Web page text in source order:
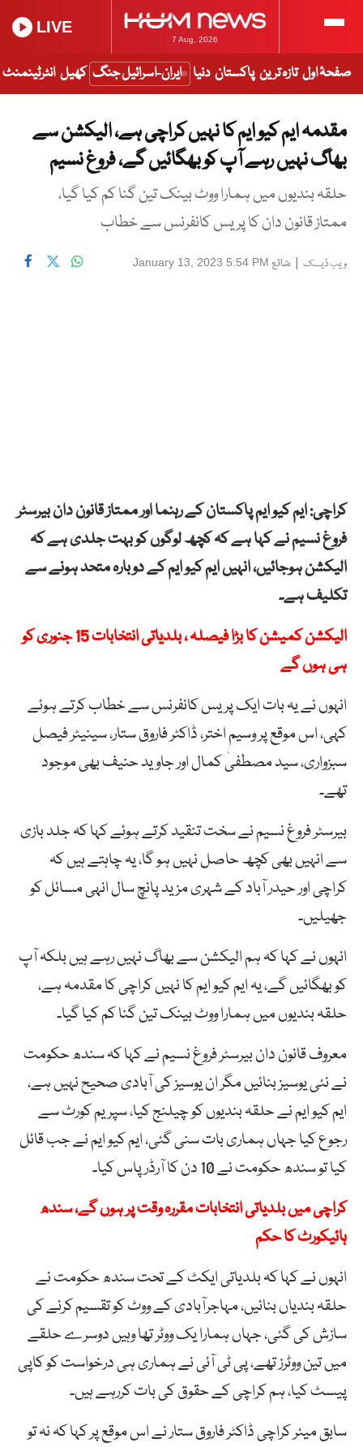
7 Aug, 2026
LIVE
صفحۂ اول تازہ ترین پاکستان دنیا ایران-اسرائیل جنگ کھیل انٹرٹینمنٹ
مقدمہ ایم کیو ایم کا نہیں کراچی ہے، الیکشن سے
بھاگ نہیں رہے آپ کو بھگائیں گے، فروغ نسیم
حلقہ بندیوں میں ہمارا ووٹ بینک تین گنا کم کیا گیا،
ممتاز قانون دان کا پریس کانفرنس سے خطاب
ویب ڈیسک | شائع January 13, 2023 5:54 PM
کراچی: ایم کیو ایم پاکستان کے رہنما اور ممتاز قانون دان بیرسٹر
فروغ نسیم نے کہا ہے کہ کچھ لوگوں کو بہت جلدی ہے کہ
الیکشن ہوجائیں، انہیں ایم کیو ایم کے دوبارہ متحد ہونے سے
تکلیف ہے۔
الیکشن کمیشن کا بڑا فیصلہ ، بلدیاتی انتخابات 15 جنوری کو
ہی ہوں گے
انہوں نے یہ بات ایک پریس کانفرنس سے خطاب کرتے ہوئے
کہی، اس موقع پر وسیم اختر، ڈاکٹر فاروق ستار، سینیٹر فیصل
سبزواری، سید مصطفیٰ کمال اور جاوید حنیف بھی موجود
تھے۔
بیرسٹر فروغ نسیم نے سخت تنقید کرتے ہوئے کہا کہ جلد بازی
سے انہیں بھی کچھ حاصل نہیں ہو گا، یہ چاہتے ہیں کہ
کراچی اور حیدر آباد کے شہری مزید پانچ سال انہی مسائل کو
جھیلیں۔
انہوں نے کہا کہ ہم الیکشن سے بھاگ نہیں رہے ہیں بلکہ آپ
کو بھگائیں گے، یہ ایم کیو ایم کا نہیں کراچی کا مقدمہ ہے،
حلقہ بندیوں میں ہمارا ووٹ بینک تین گنا کم کیا گیا۔
معروف قانون دان بیرسٹر فروغ نسیم نے کہا کہ سندھ حکومت
نے نئی یوسیز بنائیں مگر ان یوسیز کی آبادی صحیح نہیں ہے،
ایم کیو ایم نے حلقہ بندیوں کو چیلنج کیا، سپریم کورٹ سے
رجوع کیا جہاں ہماری بات سنی گئی، ایم کیو ایم نے جب قائل
کیا تو سندھ حکومت نے 10 دن کا آرڈرپاس کیا۔
کراچی میں بلدیاتی انتخابات مقررہ وقت پر ہوں گے، سندھ
ہائیکورٹ کا حکم
انہوں نے کہا کہ بلدیاتی ایکٹ کے تحت سندھ حکومت نے
حلقہ بندیاں بنائیں، مہاجرآبادی کے ووٹ کو تقسیم کرنے کی
سازش کی گئی، جہاں ہمارا یک ووٹر تھا وہیں دوسرے حلقے
میں تین ووٹرز تھے، پی ٹی آئی نے ہماری ہی درخواست کو کاپی
پیسٹ کیا، ہم کراچی کے حقوق کی بات کررہے ہیں۔
سابق میئر کراچی ڈاکٹر فاروق ستار نے اس موقع پر کہا کہ نہ تو